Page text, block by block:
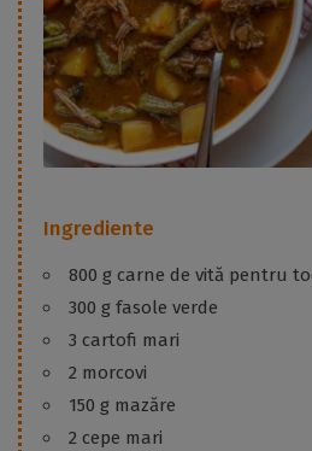
Ingrediente
800 g carne de vită pentru
300 g fasole verde
3 cartofi mari
2 morcovi
150 g mazăre
2 cepe mari